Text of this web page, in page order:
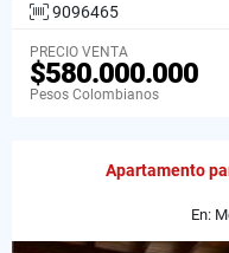
9096465
PRECIO VENTA
$580.000.000
Pesos Colombianos
Apartamento
En: